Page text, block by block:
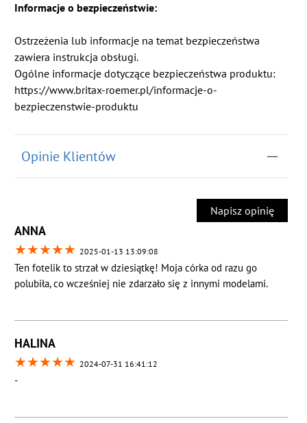
Informacje o bezpieczeństwie:
Ostrzeżenia lub informacje na temat bezpieczeństwa
zawiera instrukcja obsługi.
Ogólne informacje dotyczące bezpieczeństwa produktu:
https://www.britax-roemer.pl/informacje-o-
bezpieczenstwie-produktu
Opinie Klientów
Napisz opinię
ANNA
★★★★★ 2025-01-13 13:09:08
Ten fotelik to strzał w dziesiątkę! Moja córka od razu go
polubiła, co wcześniej nie zdarzało się z innymi modelami.
HALINA
★★★★★ 2024-07-31 16:41:12
-